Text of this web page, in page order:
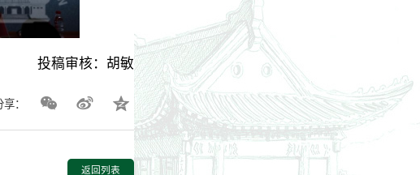
投稿审核：胡敏
享：
返回列表